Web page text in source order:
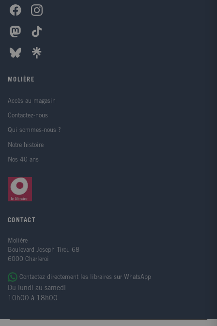
MOLIÈRE
Accès au magasin
Contactez-nous
Qui sommes-nous ?
Notre histoire
Nos 40 ans
CONTACT
Molière
Boulevard Joseph Tirou 68
6000 Charleroi
Contactez directement les libraires sur WhatsApp
Du lundi au samedi
10h00 à 18h00